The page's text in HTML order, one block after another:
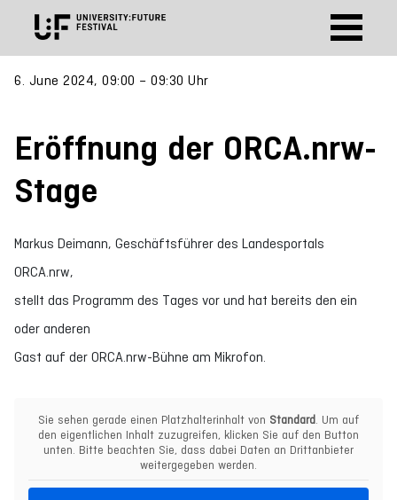
6. June 2024, 09:00 – 09:30 Uhr
Eröffnung der ORCA.nrw-
Stage
Markus Deimann, Geschäftsführer des Landesportals
ORCA.nrw,
stellt das Programm des Tages vor und hat bereits den ein
oder anderen
Gast auf der ORCA.nrw-Bühne am Mikrofon.
Sie sehen gerade einen Platzhalterinhalt von Standard . Um auf
den eigentlichen Inhalt zuzugreifen, klicken Sie auf den Button
unten. Bitte beachten Sie, dass dabei Daten an Drittanbieter
weitergegeben werden.